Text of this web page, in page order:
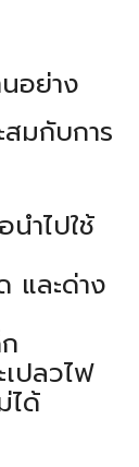
อย่าง
สมกับการ
ำไปใช้
และด่าง
ปลวไฟ
ได้